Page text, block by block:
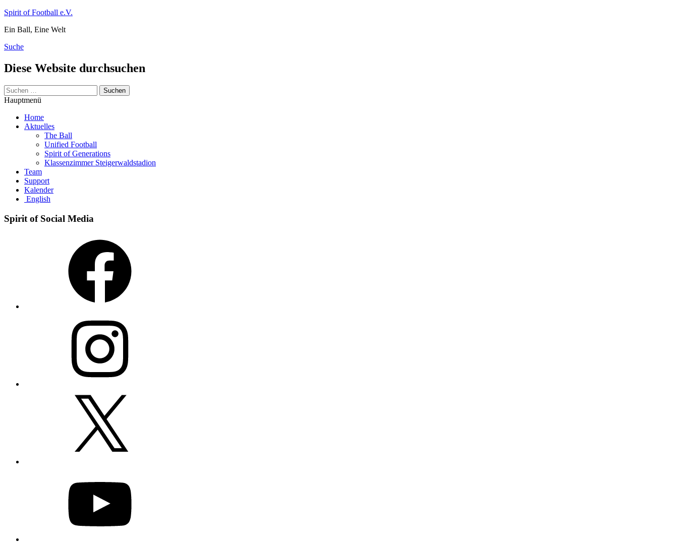
Zum
springen
Spirit of Football e.V.
Ein Ball, Eine Welt
Suche
Diese Website durchsuchen
Suchen
nach:
Hauptmenü
Home
Aktuelles
The Ball
Unified Football
Spirit of Generations
Klassenzimmer Steigerwaldstadion
Team
Support
Kalender
English
Spirit of Social Media